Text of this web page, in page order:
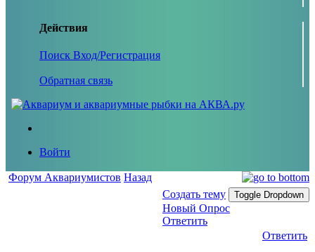
Действия
Поиск Вход/Регистрация
Обратная связь
Войти
Форум Аквариумистов Назад
Создать тему
Toggle Dropdown
Новый Опрос
Ответить
Ответить